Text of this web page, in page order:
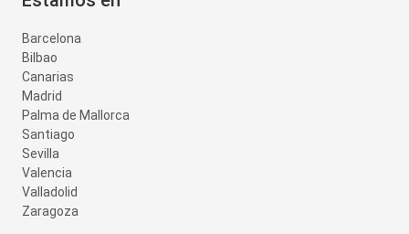
Barcelona
Bilbao
Canarias
Madrid
Palma de Mallorca
Santiago
Sevilla
Valencia
Valladolid
Zaragoza